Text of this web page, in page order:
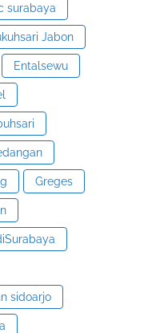
surabaya
Jabon
Entalsewu
Greges
sidoarjo